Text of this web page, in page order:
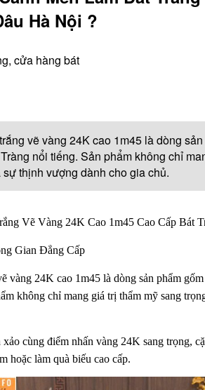
Hà Nội ?
cửa hàng bát
vẽ vàng 24K cao 1m45 là dòng
nổi tiếng. Sản phẩm không chỉ
thịnh vượng dành cho gia chủ.
Vẽ Vàng 24K Cao 1m45 Cao Cấp Bát
Gian Đẳng Cấp
vàng 24K cao 1m45 là dòng sản phẩm
không chỉ mang giá trị thẩm mỹ sang
cùng điểm nhấn vàng 24K sang trọng,
hoặc làm quà biếu cao cấp.